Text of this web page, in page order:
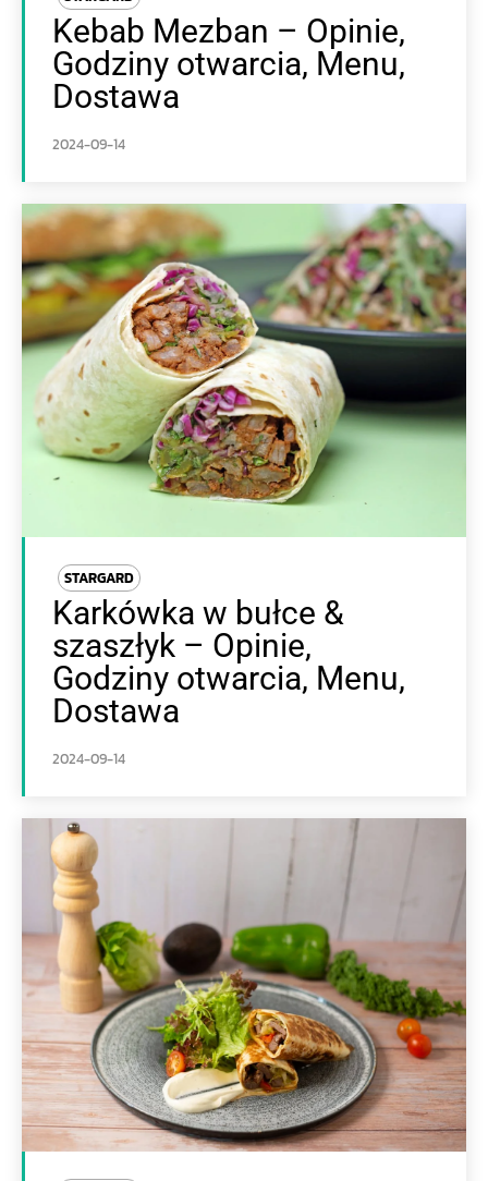
Kebab Mezban – Opinie,
Godziny otwarcia, Menu,
Dostawa
2024-09-14
STARGARD
Karkówka w bułce &
szaszłyk – Opinie,
Godziny otwarcia, Menu,
Dostawa
2024-09-14